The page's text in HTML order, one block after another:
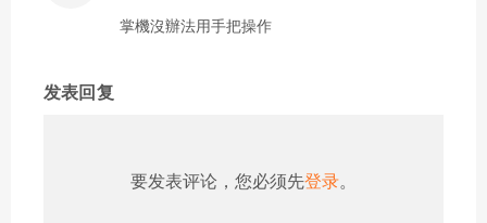
掌機沒辦法用手把操作
发表回复
要发表评论，您必须先登录。